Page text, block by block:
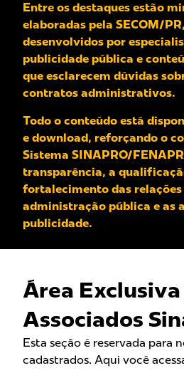
Entre os destaques estão
elaboradas pela SECOM/
desenvolvidos por
publicidade pública e
que esclarecem dúvidas
contratos administrativos.
Todo o conteúdo está
e download, reforçando o
Sistema SINAPRO/
transparência, a
fortalecimento das relações
administração pública e as
publicidade.
Área
Associados
Esta seção é reservada para
cadastrados. Aqui você